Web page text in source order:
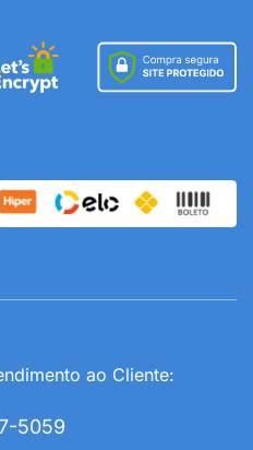
ao Cliente:
5059